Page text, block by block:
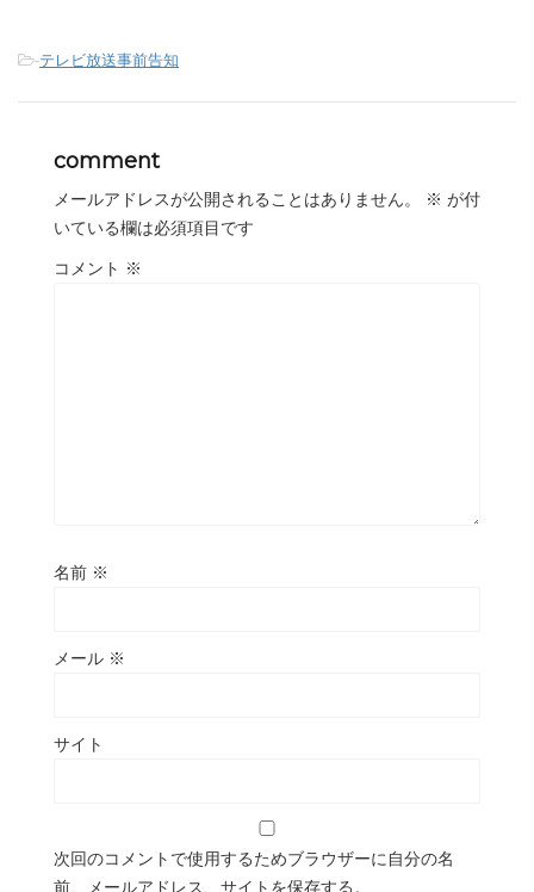
-テレビ放送事前告知
comment
メールアドレスが公開されることはありません。 ※ が付
いている欄は必須項目です
コメント ※
名前 ※
メール ※
サイト
次回のコメントで使用するためブラウザーに自分の名
前、メールアドレス、サイトを保存する。